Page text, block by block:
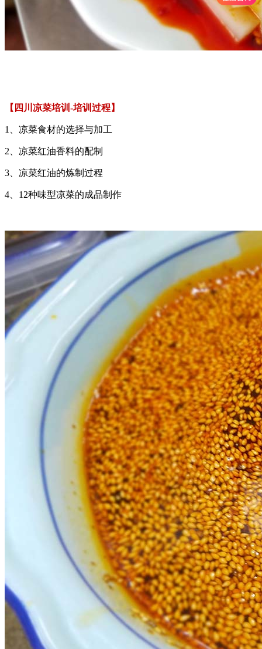
【四川凉菜培训-培训过程】
1、凉菜食材的选择与加工
2、凉菜红油香料的配制
3、凉菜红油的炼制过程
4、12种味型凉菜的成品制作